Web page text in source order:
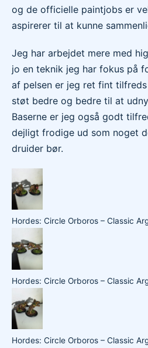
og de officielle paintjobs er
aspirerer til at kunne
Jeg har arbejdet mere med
jo en teknik jeg har fokus på
af pelsen er jeg ret fint
støt bedre og bedre til at
Baserne er jeg også godt
dejligt frodige ud som noget
druider bør.
Hordes: Circle Orboros – Classic
Hordes: Circle Orboros – Classic
Hordes: Circle Orboros – Classic